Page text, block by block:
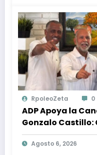
RpoleoZeta 0
ADP Apoya la
Gonzalo Castillo:
Desarrollo
Política
Agosto 6, 2026